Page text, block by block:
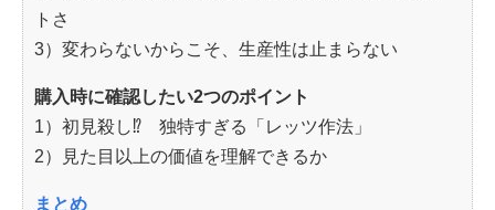
トさ
3）変わらないからこそ、生産性は止まらない
購入時に確認したい2つのポイント
1）初見殺し⁉ 独特すぎる「レッツ作法」
2）見た目以上の価値を理解できるか
まとめ